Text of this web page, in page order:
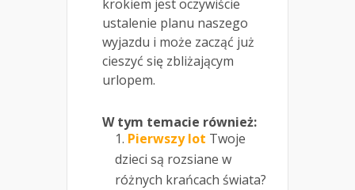
krokiem jest oczywiście
ustalenie planu naszego
wyjazdu i może zacząć już
cieszyć się zbliżającym
urlopem.
W tym temacie również:
Pierwszy lot Twoje
dzieci są rozsiane w
różnych krańcach świata?